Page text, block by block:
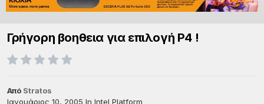
Γρήγορη βοηθεια για επιλογή P4 !
Από Stratos
Ιανουάριος 10, 2005 In Intel Platform